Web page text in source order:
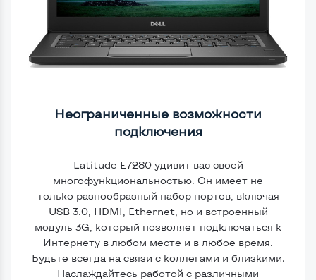
Неограниченные возможности
подключения
Latitude E7280 удивит вас своей
многофункциональностью. Он имеет не
только разнообразный набор портов, включая
USB 3.0, HDMI, Ethernet, но и встроенный
модуль 3G, который позволяет подключаться к
Интернету в любом месте и в любое время.
Будьте всегда на связи с коллегами и близкими.
Наслаждайтесь работой с различными